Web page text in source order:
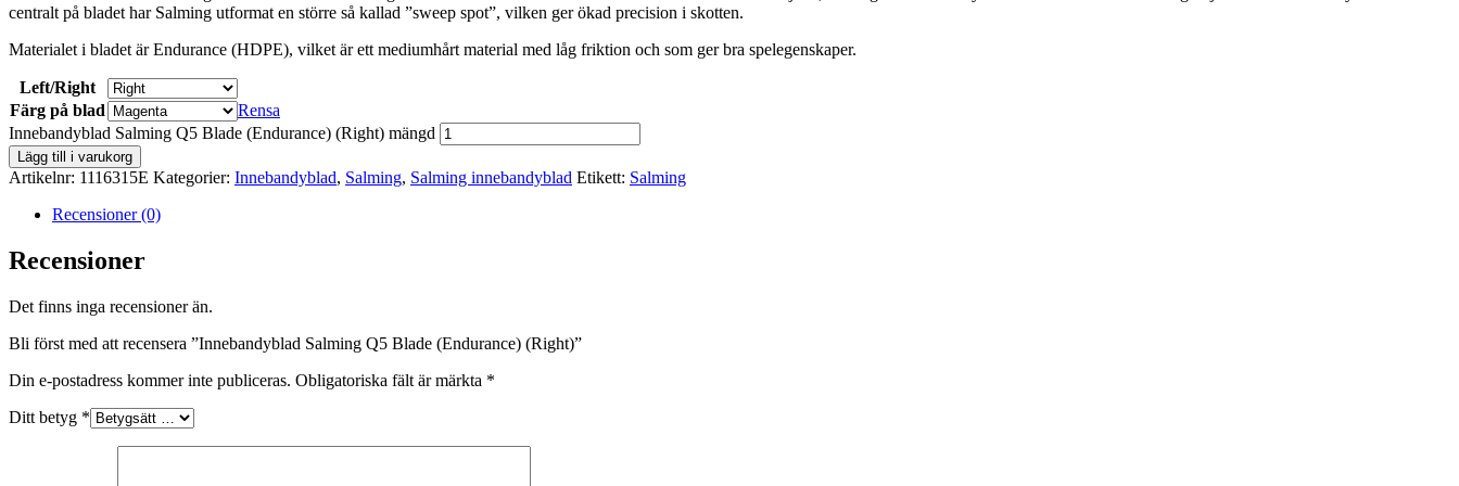
centralt på bladet har Salming utformat en större så kallad ”sweep spot”, vilken ger ökad precision i skotten.
Materialet i bladet är Endurance (HDPE), vilket är ett mediumhårt material med låg friktion och som ger bra spelegenskaper.
Left/Right
Färg på blad
Rensa
Innebandyblad Salming Q5 Blade (Endurance) (Right) mängd
Lägg till i varukorg
Artikelnr: 1116315E Kategorier: Innebandyblad, Salming, Salming innebandyblad Etikett: Salming
Recensioner (0)
Recensioner
Det finns inga recensioner än.
Bli först med att recensera ”Innebandyblad Salming Q5 Blade (Endurance) (Right)”
Din e-postadress kommer inte publiceras. Obligatoriska fält är märkta *
Ditt betyg *